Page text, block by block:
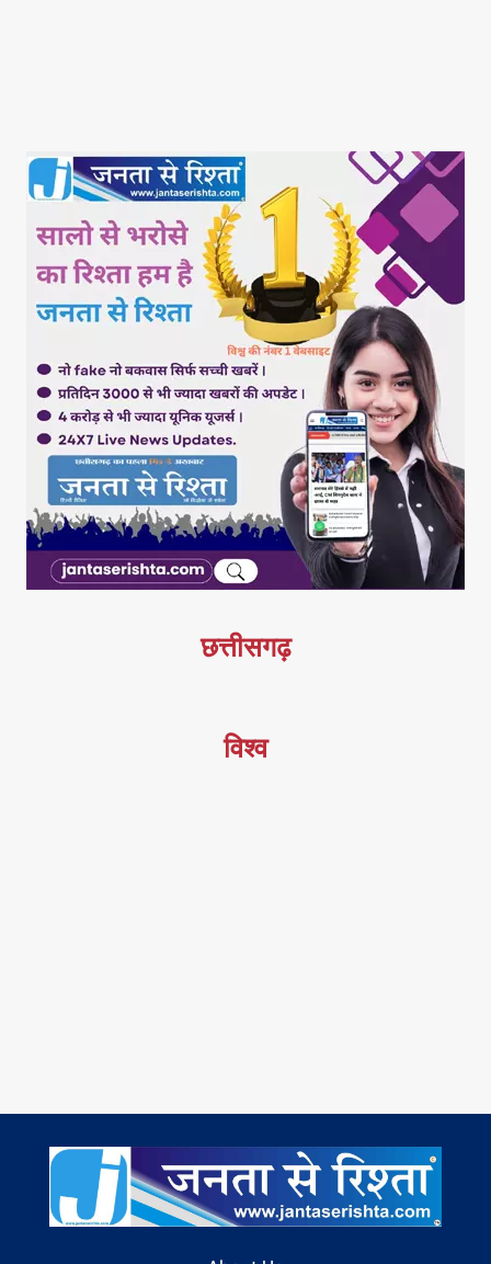
छत्तीसगढ़
विश्व